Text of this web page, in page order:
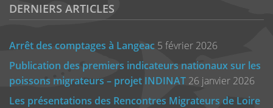
DERNIERS ARTICLES
Arrêt des comptages à Langeac 5 février 2026
Publication des premiers indicateurs nationaux sur les
poissons migrateurs – projet INDINAT 26 janvier 2026
Les présentations des Rencontres Migrateurs de Loire